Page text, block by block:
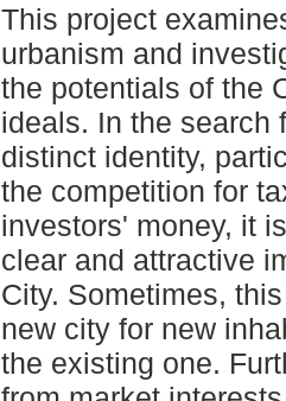
This project
urbanism and
the potentials of the
ideals. In the search
distinct identity,
the competition for
investors' money, it
clear and attractive
City. Sometimes,
new city for new
the existing one.